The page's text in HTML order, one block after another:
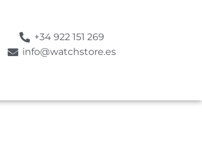
+34 922 151 269
info@watchstore.es